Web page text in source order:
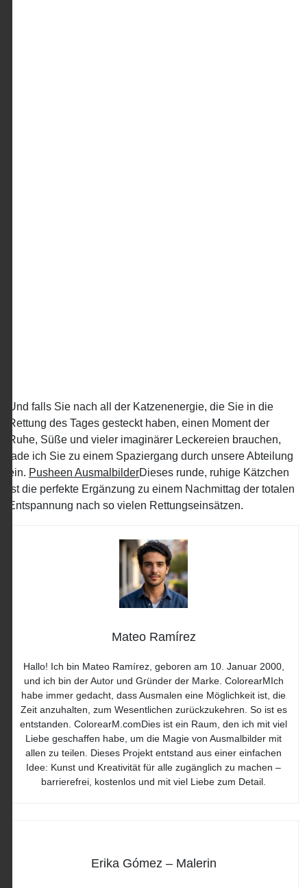
Und falls Sie nach all der Katzenenergie, die Sie in die
Rettung des Tages gesteckt haben, einen Moment der
Ruhe, Süße und vieler imaginärer Leckereien brauchen,
lade ich Sie zu einem Spaziergang durch unsere Abteilung
ein. Pusheen AusmalbilderDieses runde, ruhige Kätzchen
ist die perfekte Ergänzung zu einem Nachmittag der totalen
Entspannung nach so vielen Rettungseinsätzen.
Mateo Ramírez
Hallo! Ich bin Mateo Ramírez, geboren am 10. Januar 2000,
und ich bin der Autor und Gründer der Marke. ColorearMIch
habe immer gedacht, dass Ausmalen eine Möglichkeit ist, die
Zeit anzuhalten, zum Wesentlichen zurückzukehren. So ist es
entstanden. ColorearM.comDies ist ein Raum, den ich mit viel
Liebe geschaffen habe, um die Magie von Ausmalbilder mit
allen zu teilen. Dieses Projekt entstand aus einer einfachen
Idee: Kunst und Kreativität für alle zugänglich zu machen –
barrierefrei, kostenlos und mit viel Liebe zum Detail.
Erika Gómez – Malerin